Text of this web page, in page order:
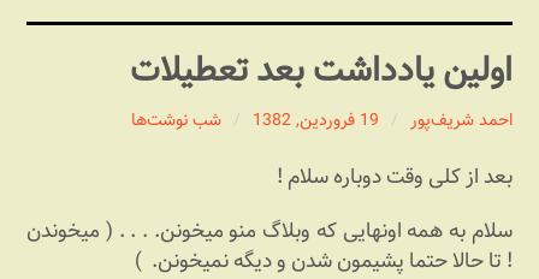
درباره این وبلاگ
مجله شبکه
پندهای یونیکسی استاد «فو»
اولین یادداشت بعد تعطیلات
احمد شریف‌پور 19 فروردین, 1382 شب نوشت‌ها
بعد از کلی وقت دوباره سلام !
سلام به همه اونهایی که وبلاگ منو میخونن. . . . ( میخوندن
! تا حالا حتما پشیمون شدن و دیگه نمیخونن. )